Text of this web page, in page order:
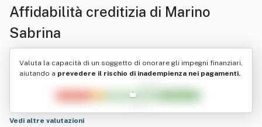
Affidabilità creditizia di Marino
Sabrina
Valuta la capacità di un soggetto di onorare gli impegni finanziari,
aiutando a prevedere il rischio di inadempienza nei pagamenti.
Vedi altre valutazioni